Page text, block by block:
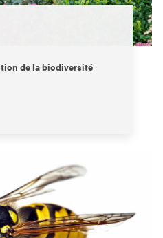
de la biodiversité